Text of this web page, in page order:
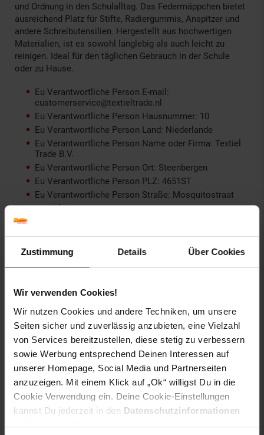
Zustimmung Details Über Cookies
Wir verwenden Cookies!
Wir nutzen Cookies und andere Techniken, um unsere
Seiten sicher und zuverlässig anzubieten, eine Vielzahl
von Services bereitzustellen, diese stetig zu verbessern
sowie Werbung entsprechend Deinen Interessen auf
unserer Homepage, Social Media und Partnerseiten
anzuzeigen. Mit einem Klick auf „Ok“ willigst Du in die
Cookie Verwendung ein. Deine Cookie-Einstellungen
kannst Du jederzeit in den Datenschutzinformationen
ändern bzw. widerrufen.
und Ordnung in den Schulalltag. Das Federmäppchen bietet
ausreichend Platz für Stifte, Radiergummis, Anspitzer und
andere Schreibutensilien. Hergestellt aus hochwertigen
Materialien, ist es sowohl langlebig als auch leicht zu
reinigen. Ideal für den täglichen Gebrauch in der Schule
oder zu Hause.
Eu Verantwortliche Person E-mail:
customerservice@textieltrade.nl
Eu Verantwortliche Person Hausnummer: 10
Eu Verantwortliche Person Land: Niederlande
Eu Verantwortliche Person Name oder Firma: Textiel
Trade B.V.
Eu Verantwortliche Person Ort: Steenbergen
Eu Verantwortliche Person PLZ: 4651ST
Eu Verantwortliche Person Straße: Mosquitostraat
geschlecht: unisex
Gewählte Variante:
Farbe: Rot
Größe: OneSize
Artikelnummer: 2697896000
EAN: 8445484137262
Artikel gehört zur Kategorie:Schulbedarf
Versandinformationen
Herstellerinformationen